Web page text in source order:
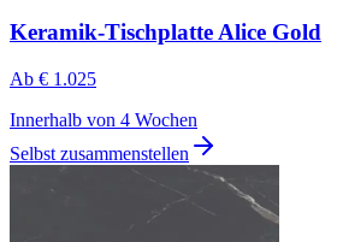
Keramik-Tischplatte Alice Gold
Ab € 1.025
Innerhalb von 4 Wochen
Selbst zusammenstellen